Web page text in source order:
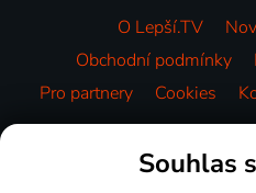
O Lepší.TV
Obchodní podmínky
Pro partnery
Cookies
Souhlas